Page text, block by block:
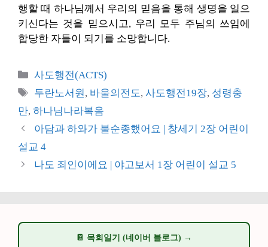
행할 때 하나님께서 우리의 믿음을 통해 생명을 일으
키신다는 것을 믿으시고, 우리 모두 주님의 쓰임에
합당한 자들이 되기를 소망합니다.
카
테
리
사도행전(ACTS)
태
그
두란노서원 , 바울의전도,사도행전19장, 성령충
만, 하나님나라복음
아담과 하와가 불순종했어요 | 창세기 2장 어린이
설교 4
나도 죄인이에요 | 야고보서 1장 어린이 설교 5
📔 목회일기 (네이버 블로그) →